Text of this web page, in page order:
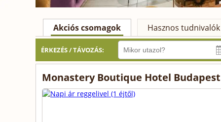
Akciós csomagok Hasznos tudnivalók
ÉRKEZÉS / TÁVOZÁS:
Monastery Boutique Hotel